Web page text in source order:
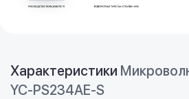
Характеристики
YC-PS234AE-S